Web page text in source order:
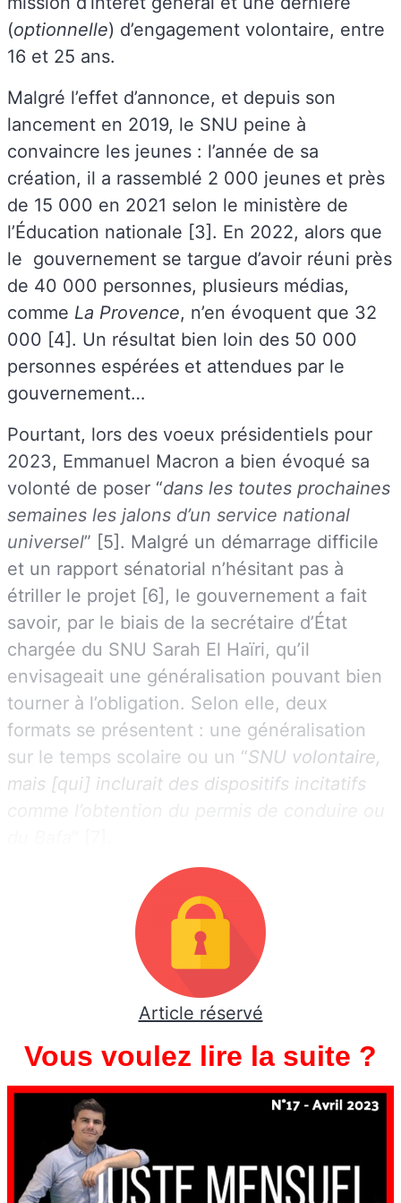
(optionnelle) d’engagement volontaire, entre
16 et 25 ans.
Malgré l’effet d’annonce, et depuis son
lancement en 2019, le SNU peine à
convaincre les jeunes : l’année de sa
création, il a rassemblé 2 000 jeunes et près
de 15 000 en 2021 selon le ministère de
l’Éducation nationale [3]. En 2022, alors que
le gouvernement se targue d’avoir réuni près
de 40 000 personnes, plusieurs médias,
comme La Provence, n’en évoquent que 32
000 [4]. Un résultat bien loin des 50 000
personnes espérées et attendues par le
gouvernement…
Pourtant, lors des voeux présidentiels pour
2023, Emmanuel Macron a bien évoqué sa
volonté de poser “dans les toutes prochaines
semaines les jalons d’un service national
universel” [5]. Malgré un démarrage difficile
et un rapport sénatorial n’hésitant pas à
étriller le projet [6], le gouvernement a fait
savoir, par le biais de la secrétaire d’État
chargée du SNU Sarah El Haïri, qu’il
envisageait une généralisation pouvant bien
tourner à l’obligation. Selon elle, deux
formats se présentent : une généralisation
sur le temps scolaire ou un “SNU volontaire,
mais [qui] inclurait des dispositifs incitatifs
Article réservé
Vous voulez lire la suite ?